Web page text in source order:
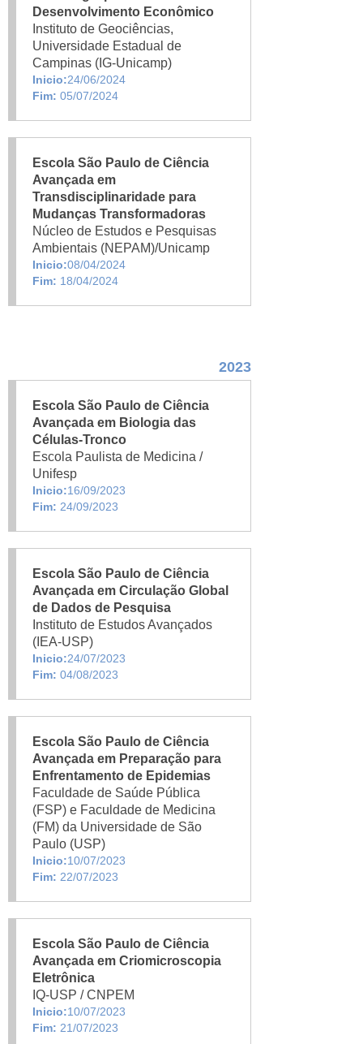
Desenvolvimento Econômico
Instituto de Geociências,
Universidade Estadual de
Campinas (IG-Unicamp)
Inicio:24/06/2024
Fim: 05/07/2024
Escola São Paulo de Ciência
Avançada em
Transdisciplinaridade para
Mudanças Transformadoras
Núcleo de Estudos e Pesquisas
Ambientais (NEPAM)/Unicamp
Inicio:08/04/2024
Fim: 18/04/2024
2023
Escola São Paulo de Ciência
Avançada em Biologia das
Células-Tronco
Escola Paulista de Medicina /
Unifesp
Inicio:16/09/2023
Fim: 24/09/2023
Escola São Paulo de Ciência
Avançada em Circulação Global
de Dados de Pesquisa
Instituto de Estudos Avançados
(IEA-USP)
Inicio:24/07/2023
Fim: 04/08/2023
Escola São Paulo de Ciência
Avançada em Preparação para
Enfrentamento de Epidemias
Faculdade de Saúde Pública
(FSP) e Faculdade de Medicina
(FM) da Universidade de São
Paulo (USP)
Inicio:10/07/2023
Fim: 22/07/2023
Escola São Paulo de Ciência
Avançada em Criomicroscopia
Eletrônica
IQ-USP / CNPEM
Inicio:10/07/2023
Fim: 21/07/2023